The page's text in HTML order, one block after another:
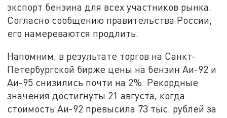
экспорт бензина для всех участников рынка.
Согласно сообщению правительства России,
его намереваются продлить.
Напомним, в результате торгов на Санкт-
Петербургской бирже цены на бензин Аи-92 и
Аи-95 снизились почти на 2%. Рекордные
значения достигнуты 21 августа, когда
стоимость Аи-92 превысила 73 тыс. рублей за